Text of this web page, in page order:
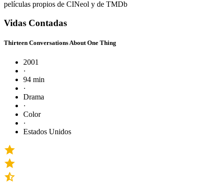
películas propios de CINeol y de TMDb
Vidas Contadas
Thirteen Conversations About One Thing
2001
·
94 min
·
Drama
·
Color
·
Estados Unidos